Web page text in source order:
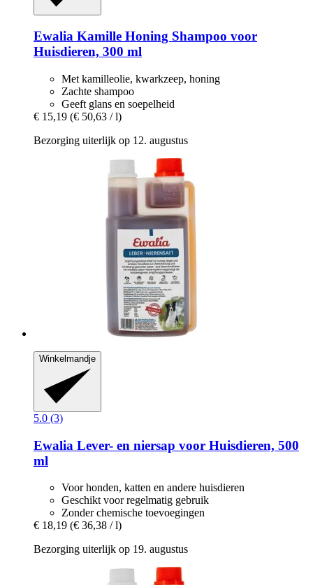
Ewalia Kamille Honing Shampoo voor
Huisdieren, 300 ml
Met kamilleolie, kwarkzeep, honing
Zachte shampoo
Geeft glans en soepelheid
€ 15,19 (€ 50,63 / l)
Bezorging uiterlijk op 12. augustus
Winkelmandje
5.0 (3)
Ewalia Lever-​ en niersap voor Huisdieren, 500
ml
Voor honden, katten en andere huisdieren
Geschikt voor regelmatig gebruik
Zonder chemische toevoegingen
€ 18,19 (€ 36,38 / l)
Bezorging uiterlijk op 19. augustus